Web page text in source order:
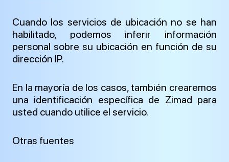
Cuando los servicios de ubicación no se han
habilitado, podemos inferir información
personal sobre su ubicación en función de su
dirección IP.
En la mayoría de los casos, también crearemos
una identificación específica de Zimad para
usted cuando utilice el servicio.
Otras fuentes